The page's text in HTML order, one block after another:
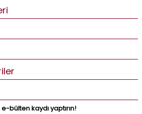
bülten kaydı yaptırın!